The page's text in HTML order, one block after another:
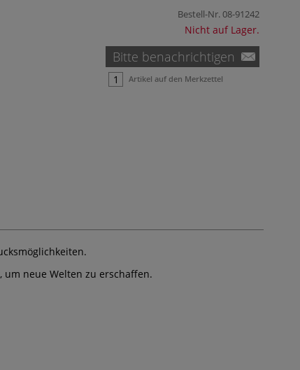
Bestell-Nr.08-91242
Nicht auf Lager.
Bitte benachrichtigen
Artikel auf den Merkzettel
um neue Welten zu erschaffen.